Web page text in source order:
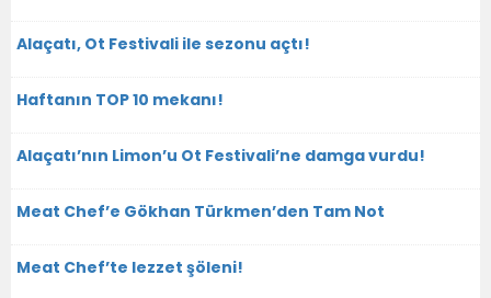
Alaçatı, Ot Festivali ile sezonu açtı!
Haftanın TOP 10 mekanı!
Alaçatı’nın Limon’u Ot Festivali’ne damga vurdu!
Meat Chef’e Gökhan Türkmen’den Tam Not
Meat Chef’te lezzet şöleni!